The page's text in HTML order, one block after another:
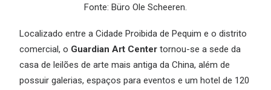
Fonte: Büro Ole Scheeren.
Localizado entre a Cidade Proibida de Pequim e o distrito
comercial, o Guardian Art Center tornou-se a sede da
casa de leilões de arte mais antiga da China, além de
possuir galerias, espaços para eventos e um hotel de 120